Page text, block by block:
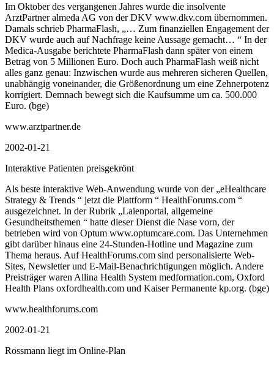
Im Oktober des vergangenen Jahres wurde die insolvente
ArztPartner almeda AG von der DKV www.dkv.com übernommen.
Damals schrieb PharmaFlash, „… Zum finanziellen Engagement der
DKV wurde auch auf Nachfrage keine Aussage gemacht… “ In der
Medica-Ausgabe berichtete PharmaFlash dann später von einem
Betrag von 5 Millionen Euro. Doch auch PharmaFlash weiß nicht
alles ganz genau: Inzwischen wurde aus mehreren sicheren Quellen,
unabhängig voneinander, die Größenordnung um eine Zehnerpotenz
korrigiert. Demnach bewegt sich die Kaufsumme um ca. 500.000
Euro. (bge)
www.arztpartner.de
2002-01-21
Interaktive Patienten preisgekrönt
Als beste interaktive Web-Anwendung wurde von der „eHealthcare
Strategy & Trends “ jetzt die Plattform “ HealthForums.com “
ausgezeichnet. In der Rubrik „Laienportal, allgemeine
Gesundheitsthemen “ hatte dieser Dienst die Nase vorn, der
betrieben wird von Optum www.optumcare.com. Das Unternehmen
gibt darüber hinaus eine 24-Stunden-Hotline und Magazine zum
Thema heraus. Auf HealthForums.com sind personalisierte Web-
Sites, Newsletter und E-Mail-Benachrichtigungen möglich. Andere
Preisträger waren Allina Health System medformation.com, Oxford
Health Plans oxfordhealth.com und Kaiser Permanente kp.org. (bge)
www.healthforums.com
2002-01-21
Rossmann liegt im Online-Plan